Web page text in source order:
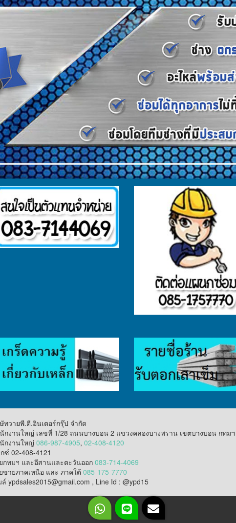
ทวายพี.ดี.อินเตอร์กรุ๊ป จำกัด
กงานใหญ่ เลขที่ 1/28 ถนนบางบอน 2 แขวงคลองบางพราน เขตบางบอน กทมฯ
กงานใหญ่ 086-987-4905, 02-408-4120
ซ์ 02-408-4121
กทมฯ และอีสานและตะวันออก 083-714-4069
ขายภาคเหนือ และ ภาคใต้ 085-175-7770
ล์ ypdsales2015@gmail.com , Line Id : @ypd15